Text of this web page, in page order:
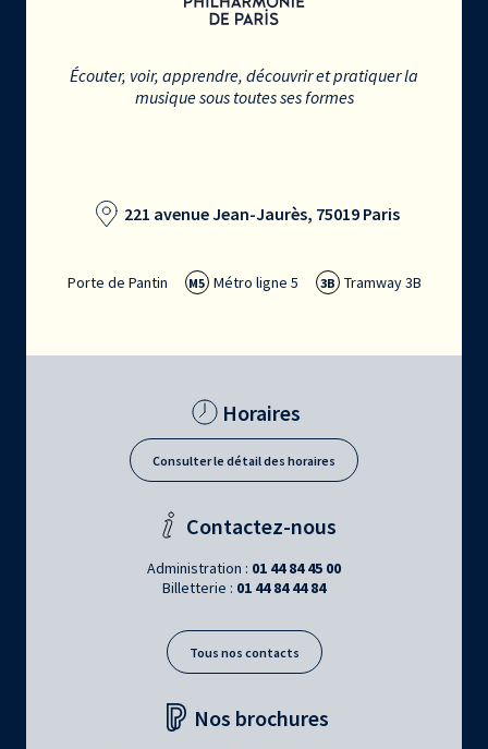
Écouter, voir, apprendre, découvrir et pratiquer la
musique sous toutes ses formes
221 avenue Jean-Jaurès, 75019 Paris
Porte de Pantin M5 Métro ligne 5 3B Tramway 3B
Horaires
Consulter le détail des horaires
Contactez-nous
Administration : 01 44 84 45 00
Billetterie : 01 44 84 44 84
Tous nos contacts
Nos brochures